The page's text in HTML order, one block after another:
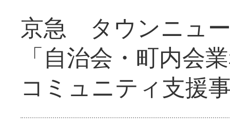
京急 タウンニュ
「自治会・町内会
コミュニティ支援